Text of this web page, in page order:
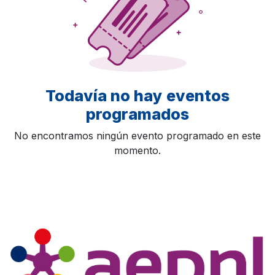
Todavía no hay eventos
programados
No encontramos ningún evento programado en este
momento.